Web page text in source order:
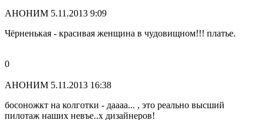
АНОНИМ 5.11.2013 9:09
Чёрненькая - красивая женщина в чудовищном!!! платье.
0
АНОНИМ 5.11.2013 16:38
босоножкт на колготки - даааа... , это реально высший
пилотаж наших невъе..х дизайнеров!